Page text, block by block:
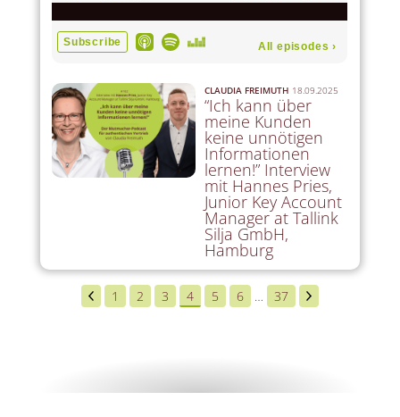
CLAUDIA FREIMUTH 18.09.2025
“Ich kann über
meine Kunden
keine unnötigen
Informationen
lernen!” Interview
mit Hannes Pries,
Junior Key Account
Manager at Tallink
Silja GmbH,
Hamburg
1 2 3 4 5 6 … 37